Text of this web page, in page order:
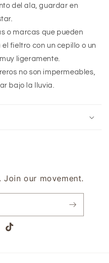
del ala, guardar en
o marcas que pueden
fieltro con un cepillo o un
ligeramente.
no son impermeables,
bajo la lluvia.
Join our movement.
TikTok